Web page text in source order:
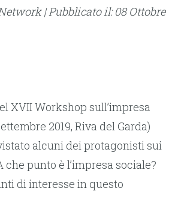
| Pubblicato il: 08 Ottobre
XVII Workshop sull’impresa
2019, Riva del Garda)
alcuni dei protagonisti sui
che punto è l’impresa sociale?
di interesse in questo